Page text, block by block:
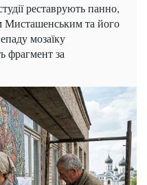
реставрують панно,
Мисташенським та його
мозаїку
фрагмент за